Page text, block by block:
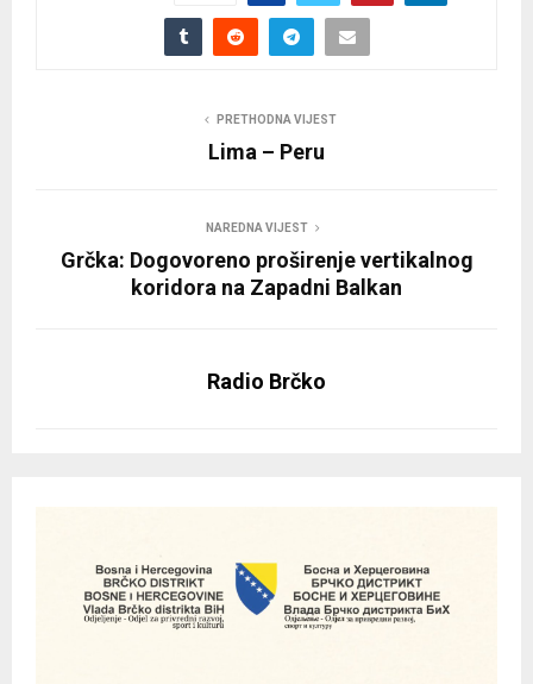
PRETHODNA VIJEST
Lima – Peru
NAREDNA VIJEST
Grčka: Dogovoreno proširenje vertikalnog
koridora na Zapadni Balkan
Radio Brčko